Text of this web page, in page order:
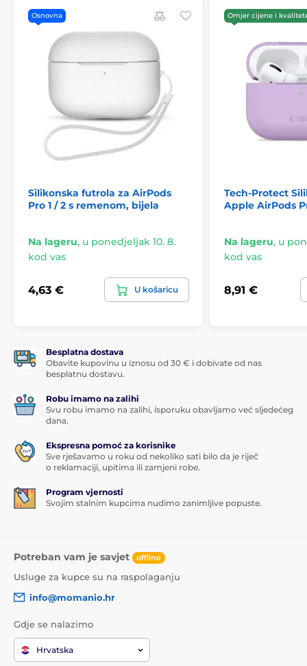
Osnovna
Silikonska futrola za AirPods
Pro 1 / 2 s remenom, bijela
Na lageru, u ponedjeljak 10. 8.
kod vas
4,63 € U košaricu
Omjer cijene i
Tech-Protect
Apple AirPods
Na lageru, u
kod vas
8,91 €
Besplatna dostava
Obavite kupovinu u iznosu od 30 € i dobivate od nas
besplatnu dostavu.
Robu imamo na zalihi
Svu robu imamo na zalihi, isporuku obavljamo već sljedećeg
dana.
Ekspresna pomoć za korisnike
Sve rješavamo u roku od nekoliko sati bilo da je riječ
o reklamaciji, upitima ili zamjeni robe.
Program vjernosti
Svojim stalnim kupcima nudimo zanimljive popuste.
Potreban vam je savjet offline
Usluge za kupce su na raspolaganju
info@momanio.hr
Gdje se nalazimo
Hrvatska